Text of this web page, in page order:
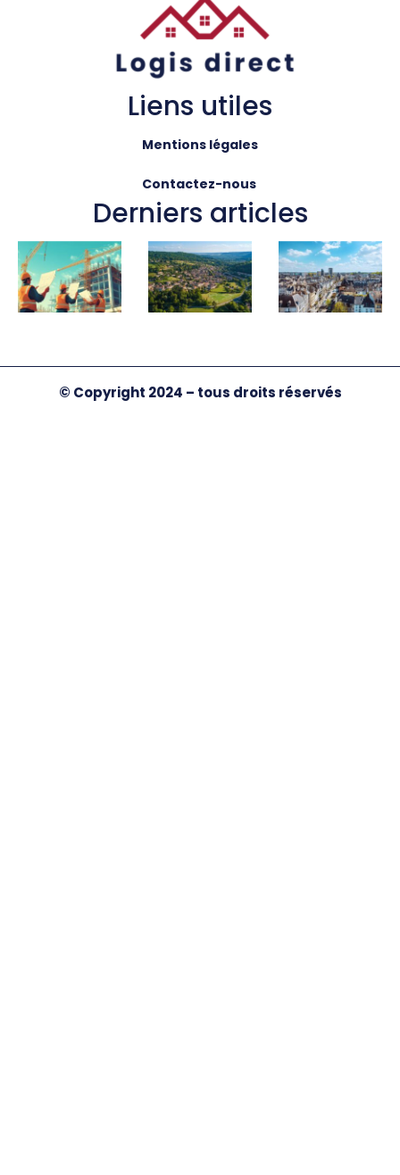
Liens utiles
Mentions légales
Contactez-nous
Derniers articles
© Copyright 2024 – tous droits réservés